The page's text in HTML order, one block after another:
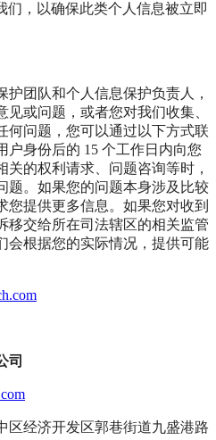
们，以确保此类个⼈信息被⽴即
团队和个人信息保护负责人，
或问题，或者您对我们收集、
何问题，您可以通过以下方式联
户身份后的 15 个工作日内向您
关的权利请求、问题咨询等时，
题。如果您的问题本身涉及比较
您提供更多信息。如果您对收到
移交给所在司法辖区的相关监管
会根据您的实际情况，提供可能
司
区经济开发区郭巷街道九盛港路